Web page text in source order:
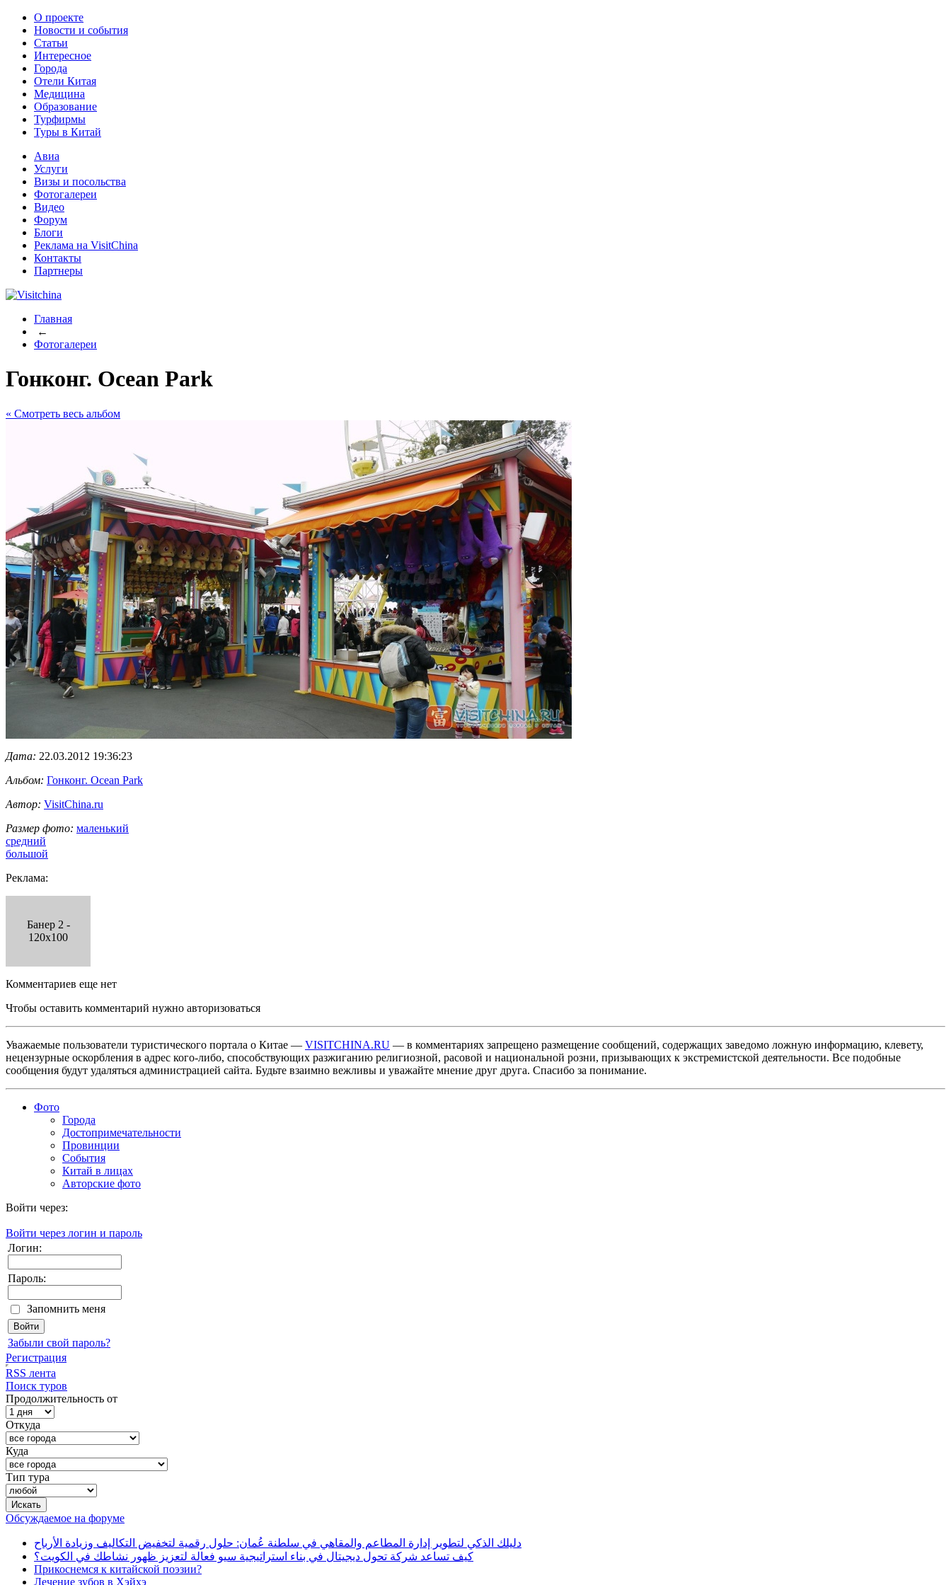
О проекте
Новости и события
Статьи
Интересное
Города
Отели Китая
Медицина
Образование
Турфирмы
Туры в Китай
Авиа
Услуги
Визы и посольства
Фотогалереи
Видео
Форум
Блоги
Реклама на VisitChina
Контакты
Партнеры
Главная
←
Фотогалереи
Гонконг. Ocean Park
« Cмотреть весь альбом
Дата: 22.03.2012 19:36:23
Альбом: Гонконг. Ocean Park
Автор: VisitChina.ru
Размер фото: маленький
средний
большой
Реклама:
Банер 2 -
120x100
Комментариев еще нет
Чтобы оставить комментарий нужно авторизоваться
Уважаемые пользователи туристического портала о Китае — VISITCHINA.RU — в комментариях запрещено размещение сообщений, содержащих заведомо ложную информацию, клевету,
нецензурные оскорбления в адрес кого-либо, способствующих разжиганию религиозной, расовой и национальной розни, призывающих к экстремистской деятельности. Все подобные
сообщения будут удаляться администрацией сайта. Будьте взаимно вежливы и уважайте мнение друг друга. Спасибо за понимание.
Фото
Города
Достопримечательности
Провинции
События
Китай в лицах
Авторские фото
Войти через:
Войти через логин и пароль
Логин:
Пароль:
Запомнить меня
Забыли свой пароль?
Регистрация
RSS лента
Поиск туров
Продолжительность от
Откуда
Куда
Тип тура
Обсуждаемое на форуме
دليلك الذكي لتطوير إدارة المطاعم والمقاهي في سلطنة عُمان: حلول رقمية لتخفيض التكاليف وزيادة الأرباح
كيف تساعد شركة تحول ديجيتال في بناء استراتيجية سيو فعالة لتعزيز ظهور نشاطك في الكويت؟
Прикоснемся к китайской поэзии?
Лечение зубов в Хэйхэ